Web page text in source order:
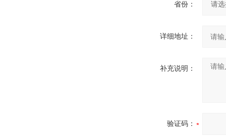
省份：
详细地址：
补充说明：
验证码：